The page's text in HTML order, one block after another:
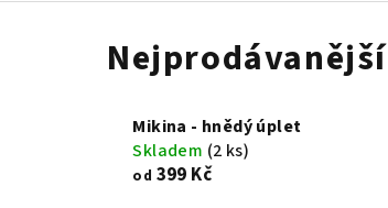
Nejprodávanější
Mikina - hnědý úplet
Skladem (2 ks)
od 399 Kč